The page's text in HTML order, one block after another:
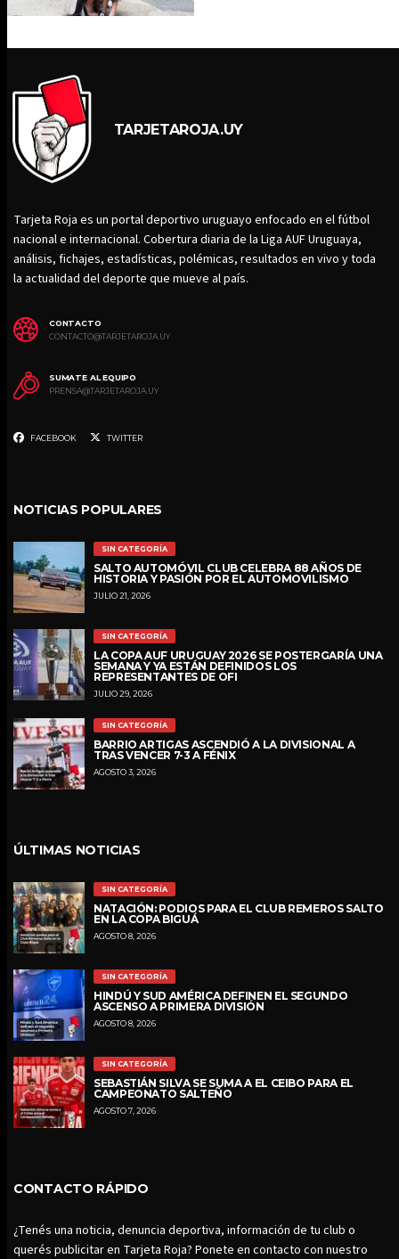
TARJETAROJA.UY
Tarjeta Roja es un portal deportivo uruguayo enfocado en el fútbol
nacional e internacional. Cobertura diaria de la Liga AUF Uruguaya,
análisis, fichajes, estadísticas, polémicas, resultados en vivo y toda
la actualidad del deporte que mueve al país.
CONTACTO
CONTACTO@TARJETAROJA.UY
SUMATE AL EQUIPO
PRENSA@TARJETAROJA.UY
FACEBOOK TWITTER
NOTICIAS POPULARES
SIN CATEGORÍA
SALTO AUTOMÓVIL CLUB CELEBRA 88 AÑOS DE
HISTORIA Y PASIÓN POR EL AUTOMOVILISMO
JULIO 21, 2026
SIN CATEGORÍA
LA COPA AUF URUGUAY 2026 SE POSTERGARÍA UNA
SEMANA Y YA ESTÁN DEFINIDOS LOS
REPRESENTANTES DE OFI
JULIO 29, 2026
SIN CATEGORÍA
BARRIO ARTIGAS ASCENDIÓ A LA DIVISIONAL A
TRAS VENCER 7-3 A FÉNIX
AGOSTO 3, 2026
ÚLTIMAS NOTICIAS
SIN CATEGORÍA
NATACIÓN: PODIOS PARA EL CLUB REMEROS SALTO
EN LA COPA BIGUÁ
AGOSTO 8, 2026
SIN CATEGORÍA
HINDÚ Y SUD AMÉRICA DEFINEN EL SEGUNDO
ASCENSO A PRIMERA DIVISIÓN
AGOSTO 8, 2026
SIN CATEGORÍA
SEBASTIÁN SILVA SE SUMA A EL CEIBO PARA EL
CAMPEONATO SALTEÑO
AGOSTO 7, 2026
CONTACTO RÁPIDO
¿Tenés una noticia, denuncia deportiva, información de tu club o
querés publicitar en Tarjeta Roja? Ponete en contacto con nuestro